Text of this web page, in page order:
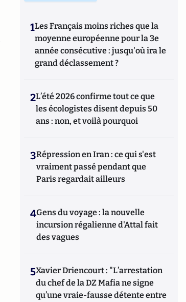
1Les Français moins riches que la
moyenne européenne pour la 3e
année consécutive : jusqu'où ira le
grand déclassement ?
2L’été 2026 confirme tout ce que
les écologistes disent depuis 50
ans : non, et voilà pourquoi
3Répression en Iran : ce qui s'est
vraiment passé pendant que
Paris regardait ailleurs
4Gens du voyage : la nouvelle
incursion régalienne d'Attal fait
des vagues
5Xavier Driencourt : "L’arrestation
du chef de la DZ Mafia ne signe
qu’une vraie-fausse détente entre